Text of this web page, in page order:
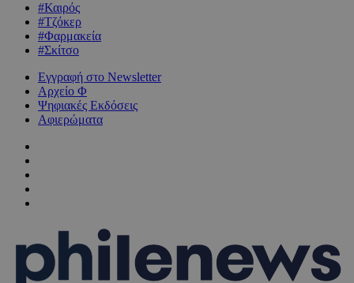
#Καιρός
#Τζόκερ
#Φαρμακεία
#Σκίτσο
Εγγραφή στο Newsletter
Αρχείο Φ
Ψηφιακές Εκδόσεις
Αφιερώματα